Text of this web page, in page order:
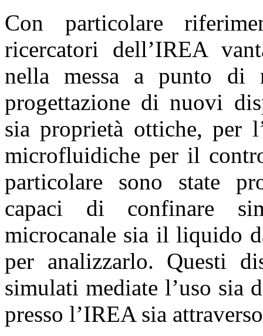
Con particolare
ricercatori dell’IREA
nella messa a punto di
progettazione di nuovi
sia proprietà ottiche, per
microfluidiche per il
particolare sono state
capaci di confinare
microcanale sia il liquido
per analizzarlo. Questi
simulati mediate l’uso sia
presso l’IREA sia